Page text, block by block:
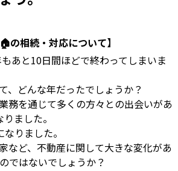
の相続・対応について】
あと10日間ほどで終わってしまいま
、どんな年だったでしょうか？
務を通じて多くの方々との出会いがあ
ました。
りました。
など、不動産に関して大きな変化があ
ではないでしょうか？